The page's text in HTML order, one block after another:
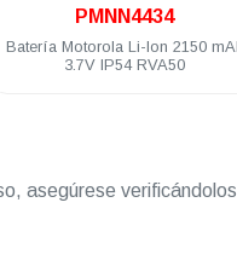
PMNN4434
Batería Motorola Li-Ion 2150
3.7V IP54 RVA50
asegúrese